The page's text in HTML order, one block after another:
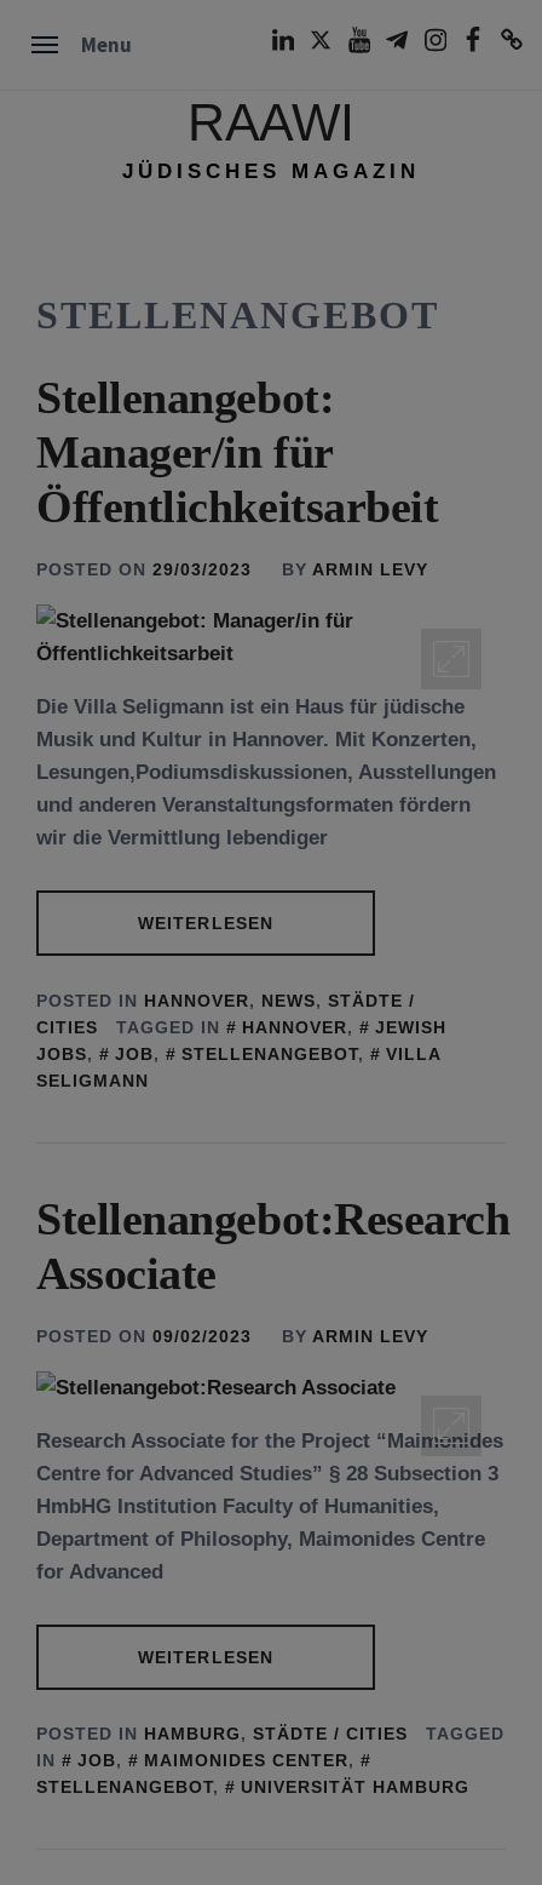
Menu
RAAWI
JÜDISCHES MAGAZIN
STELLENANGEBOT
Stellenangebot:
Manager/in für
Öffentlichkeitsarbeit
POSTED ON 29/03/2023 BY ARMIN LEVY
Die Villa Seligmann ist ein Haus für jüdische
Musik und Kultur in Hannover. Mit Konzerten,
Lesungen,Podiumsdiskussionen, Ausstellungen
und anderen Veranstaltungsformaten fördern
wir die Vermittlung lebendiger
WEITERLESEN
POSTED IN HANNOVER, NEWS, STÄDTE /
CITIES
TAGGED IN HANNOVER,
JEWISH
JOBS, JOB, STELLENANGEBOT,
VILLA
SELIGMANN
Stellenangebot:Research
Associate
POSTED ON 09/02/2023 BY ARMIN LEVY
Research Associate for the Project “Maimonides
Centre for Advanced Studies” § 28 Subsection 3
HmbHG Institution Faculty of Humanities,
Department of Philosophy, Maimonides Centre
for Advanced
WEITERLESEN
POSTED IN HAMBURG, STÄDTE / CITIES
TAGGED
IN
JOB, MAIMONIDES CENTER,
STELLENANGEBOT, UNIVERSITÄT HAMBURG